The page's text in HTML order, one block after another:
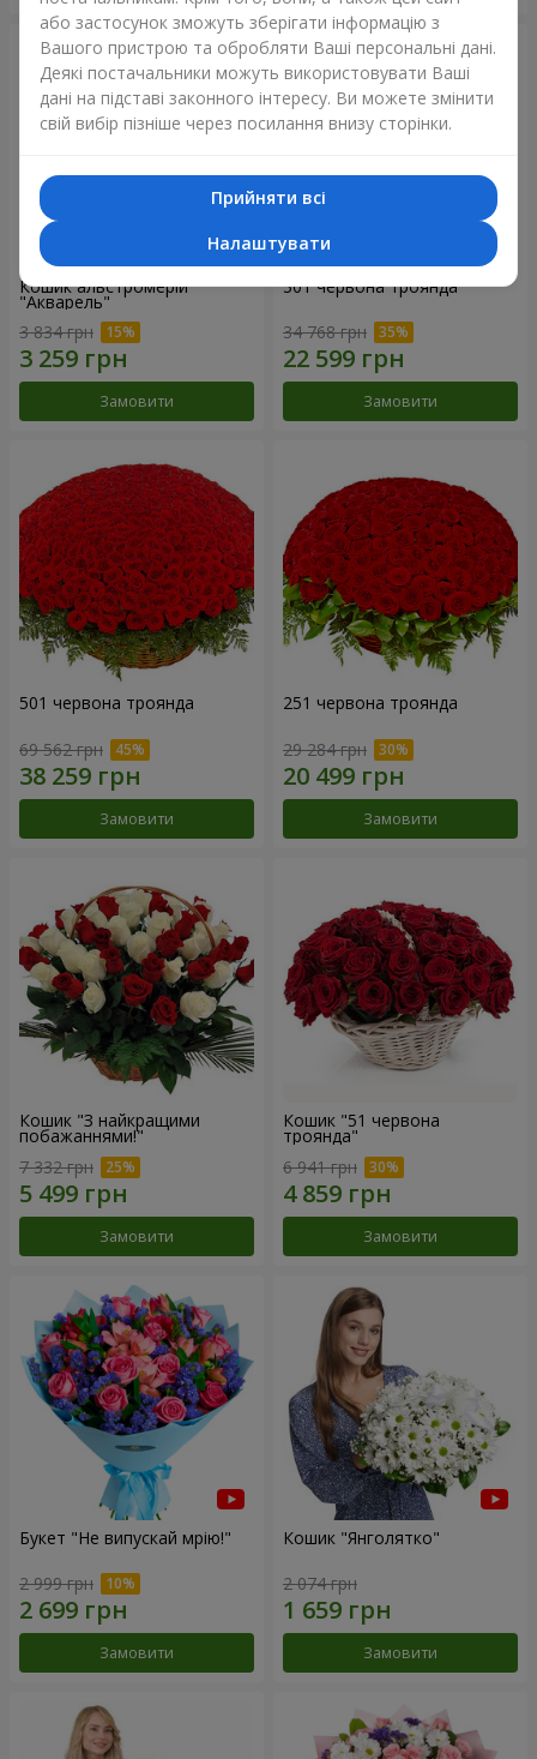
Кошик альстромерій
"Акварель"
3 834 грн
Замовити
301 червона троянда
34 768 грн
Замовити
501 червона троянда
69 562 грн
Замовити
251 червона троянда
29 284 грн
Замовити
Кошик "З найкращими
побажаннями!"
7 332 грн
Замовити
Кошик "51 червона
троянда"
6 941 грн
Замовити
Букет "Не випускай мрію!"
2 999 грн
Замовити
Кошик "Янголятко"
2 074 грн
Замовити
або застосунок зможуть зберігати інформацію з
Вашого пристрою та обробляти Ваші персональні дані.
Деякі постачальники можуть використовувати Ваші
дані на підставі законного інтересу. Ви можете змінити
свій вибір пізніше через посилання внизу сторінки.
Прийняти всі
Налаштувати